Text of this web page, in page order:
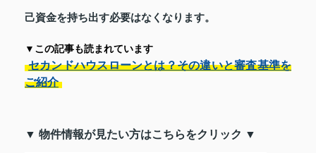
己資金を持ち出す必要はなくなります。
▼この記事も読まれています
セカンドハウスローンとは？その違いと審査基準を
ご紹介
▼ 物件情報が見たい方はこちらをクリック ▼